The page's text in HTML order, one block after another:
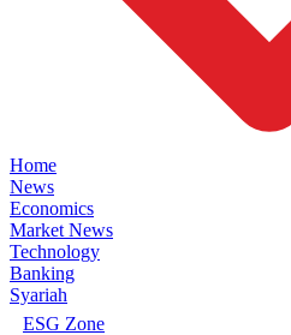
Home
News
Economics
Market News
Technology
Banking
Syariah
ESG Zone